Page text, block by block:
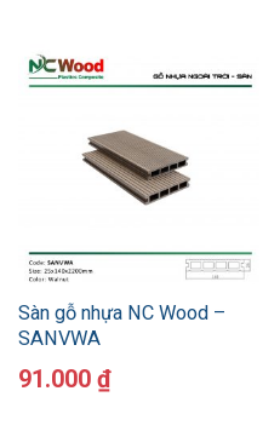
Sàn gỗ nhựa NC Wood –
SANVWA
91.000 ₫